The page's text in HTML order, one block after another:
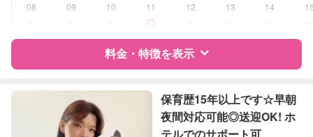
08
09 10 11 12 13 14
料金・特徴を表示
特徴 料金 レビュー
保育歴15年以上です☆早朝
夜間対応可能◎送迎OK! ホ